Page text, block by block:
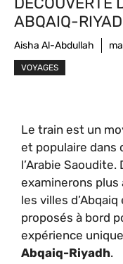
ABQAIQ-
Aisha Al-Abdullah
VOYAGES
Le train est un
et populaire dans
l’Arabie
examinerons
les villes
proposés à bord
expérience
Abqaiq-Riyadh.